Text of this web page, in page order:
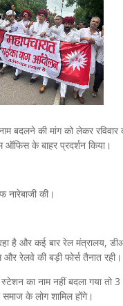
बदलने की मांग को लेकर
के बाहर प्रदर्शन किया।
नारेबाजी की।
है और कई बार रेल मंत्रालय,
और रेलवे की बड़ी फोर्स तैनात रही।
का नाम नहीं बदला गया तो
के लोग शामिल होंगे।